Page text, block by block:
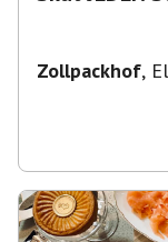
Zollpackhof,